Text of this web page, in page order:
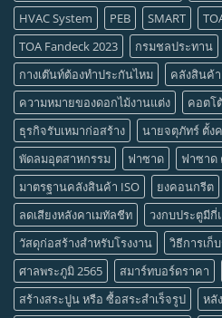
HVAC System
PEB SMART
TOA Fandeck 2023
กรมชลประทาน
กางเต๊นท์ต้องทำประกันไหม
คลังสินค้า
ความหมายของดอกไม้งานแต่ง
คอตโ
ธุรกิจรับเหมาก่อสร้าง
นายจตุภัทร์ ตั้ง
พัดลมอุตสาหกรรม
ฟาซาด ฟาซาด
มาตรฐานคลังสินค้า ISO
ยงคอนกรีต
ลดเสียงหลังคาเมทัลชีท
วงกบประตูมีกี่
วัสดุก่อสร้างสำหรับโรงงาน
วิธีการเก็
ศาลพระภูมิ 2565
สมาร์ทบอร์ดราคา
สร้างสระปูน หรือ ซื้อสระสำเร็จรูป
หลั